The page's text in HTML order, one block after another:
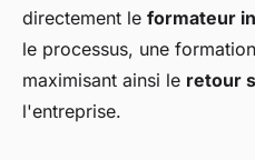
directement le formateur
le processus, une
maximisant ainsi le retour
l'entreprise.